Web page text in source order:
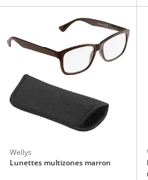
Wellys
Lunettes multizones marron